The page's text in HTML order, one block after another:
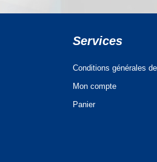
Services
Conditions générales
Mon compte
Panier